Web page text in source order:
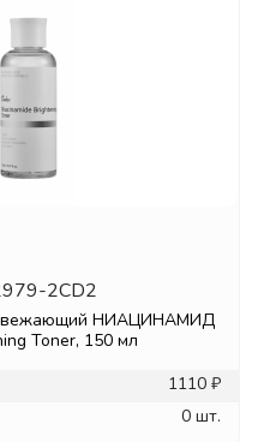
2CD2
НИАЦИНАМИД
Toner, 150 мл
1110 ₽
0 шт.